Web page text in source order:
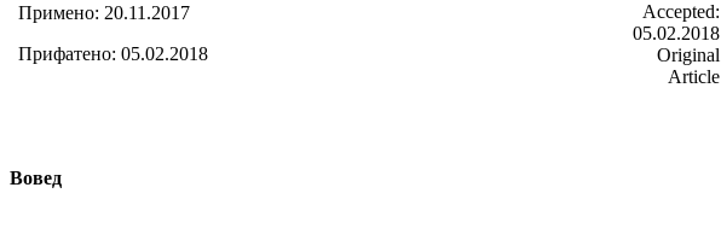
Примено: 20.11.2017
Прифатено: 05.02.2018
Accepted:
05.02.2018
Original
Article
Вовед